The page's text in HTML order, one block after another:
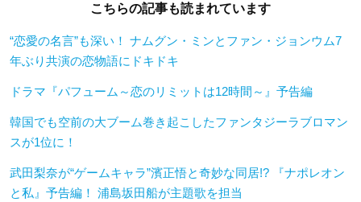
こちらの記事も読まれています
“恋愛の名言”も深い！ ナムグン・ミンとファン・ジョンウム7
年ぶり共演の恋物語にドキドキ
ドラマ『パフューム～恋のリミットは12時間～』予告編
韓国でも空前の大ブーム巻き起こしたファンタジーラブロマン
スが1位に！
武田梨奈が“ゲームキャラ”濱正悟と奇妙な同居!? 『ナポレオン
と私』予告編！ 浦島坂田船が主題歌を担当